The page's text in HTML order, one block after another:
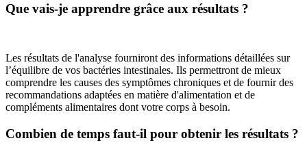
Que vais-je apprendre grâce aux résultats ?
Les résultats de l'analyse fourniront des informations détaillées sur
l’équilibre de vos bactéries intestinales. Ils permettront de mieux
comprendre les causes des symptômes chroniques et de fournir des
recommandations adaptées en matière d'alimentation et de
compléments alimentaires dont votre corps à besoin.
Combien de temps faut-il pour obtenir les résultats ?